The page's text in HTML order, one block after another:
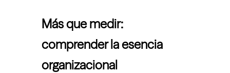
Más que medir:
comprender la esencia
organizacional